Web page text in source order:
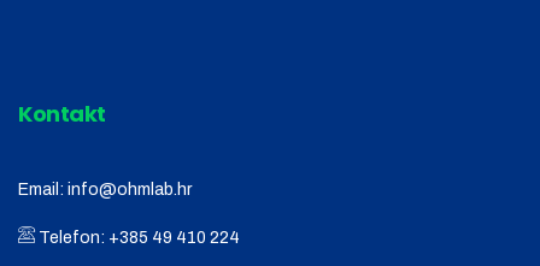
Kontakt
Email: info@ohmlab.hr
Telefon: +385 49 410 224